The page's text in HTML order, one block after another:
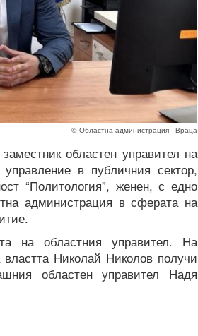
© Областна администрация - Враца
областен управител на
в публичния сектор,
“Политология”, женен, с едно
администрация в сферата на
на областния управител. На
Николай Николов получи
областен управител Надя